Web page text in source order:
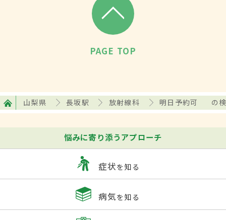
PAGE TOP
山梨県 長坂駅 放射線科 明日予約可 の
悩みに寄り添うアプローチ
症状を知る
病気を知る